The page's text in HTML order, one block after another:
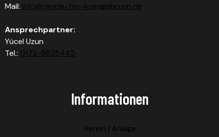
Mail: info@tennis-tsv-koenigsbrunn.de
Ansprechpartner:
Yücel Uzun
Tel.: 0172-8625445
Informationen
Verein | Anlage